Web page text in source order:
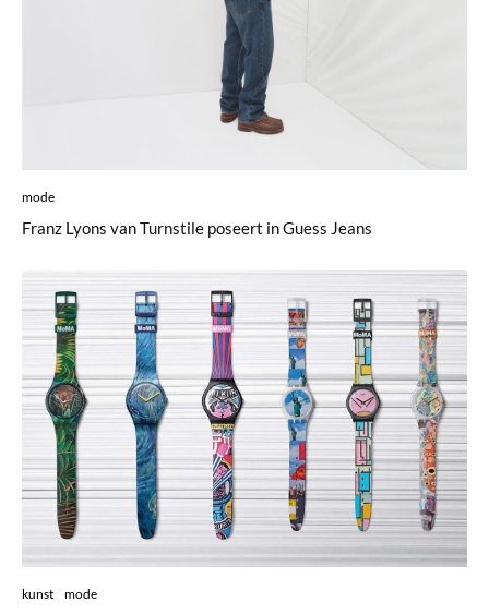
mode
Franz Lyons van Turnstile poseert in Guess Jeans
kunst mode